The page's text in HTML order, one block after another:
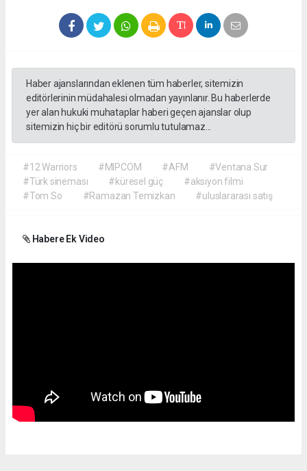
Haber ajanslarından eklenen tüm haberler, sitemizin
editörlerinin müdahalesi olmadan yayınlanır. Bu haberlerde
yer alan hukuki muhataplar haberi geçen ajanslar olup
sitemizin hiç bir editörü sorumlu tutulamaz...
#12 Warriors #MIPCOM #AFM
#Ventana Sur
#Türk sineması
#küresel güç
#aksiyon filmi
#Tom So
#Ramazan Temizkan #uluslararası satış
Habere Ek Video